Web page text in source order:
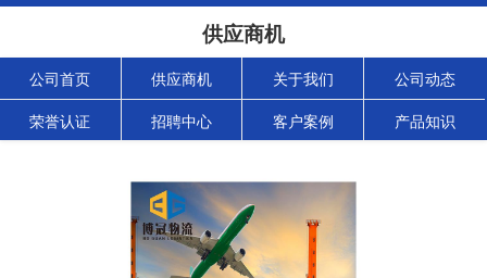
供应商机
公司首页 供应商机 关于我们 公司动态
荣誉认证 招聘中心 客户案例 产品知识